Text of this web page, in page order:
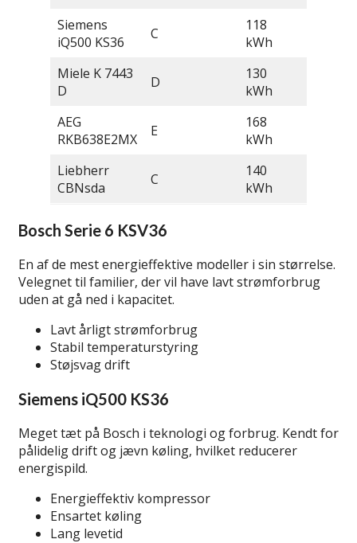
Siemens
iQ500 KS36
C
118
kWh
Miele K 7443
D
D
130
kWh
AEG
RKB638E2MX
E
168
kWh
Liebherr
CBNsda
C
140
kWh
Bosch Serie 6 KSV36
En af de mest energieffektive modeller i sin størrelse.
Velegnet til familier, der vil have lavt strømforbrug
uden at gå ned i kapacitet.
Lavt årligt strømforbrug
Stabil temperaturstyring
Støjsvag drift
Siemens iQ500 KS36
Meget tæt på Bosch i teknologi og forbrug. Kendt for
pålidelig drift og jævn køling, hvilket reducerer
energispild.
Energieffektiv kompressor
Ensartet køling
Lang levetid